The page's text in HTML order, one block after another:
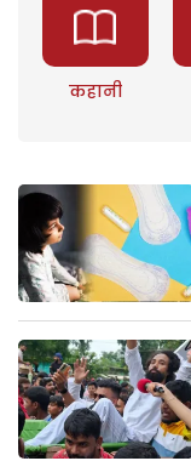
कहानी